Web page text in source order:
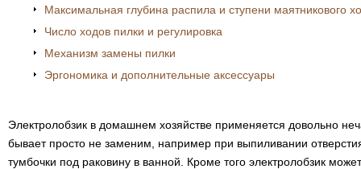
Максимальная глубина распила и ступени маятникового
Число ходов пилки и регулировка
Механизм замены пилки
Эргономика и дополнительные аксессуары
Электролобзик в домашнем хозяйстве применяется довольно
бывает просто не заменим, например при выпиливании
тумбочки под раковину в ванной. Кроме того электролобзик